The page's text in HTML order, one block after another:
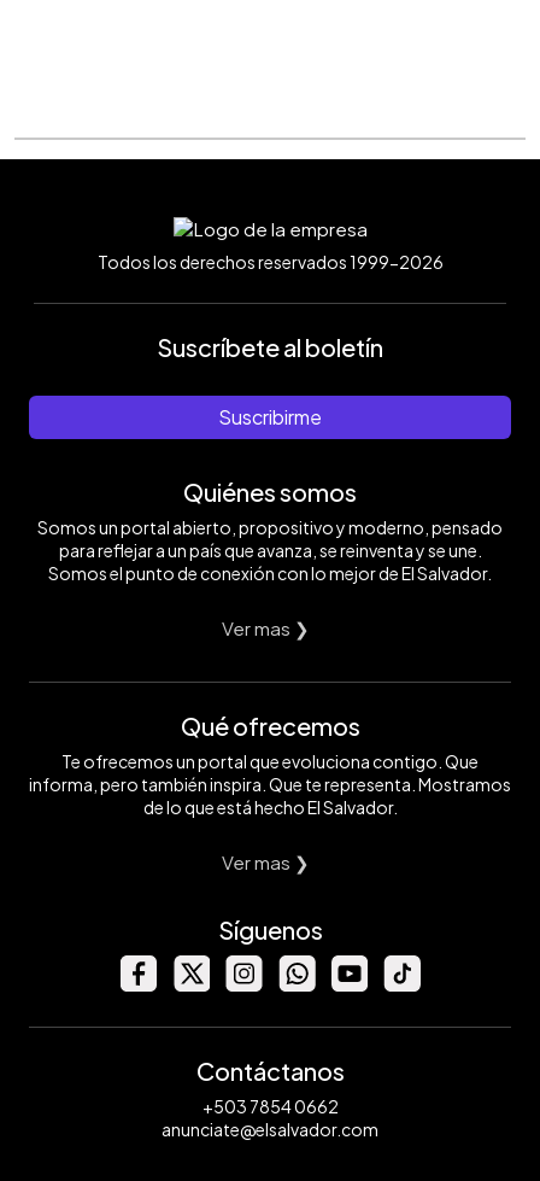
Todos los derechos reservados 1999-2026
Suscríbete al boletín
Suscribirme
Quiénes somos
Somos un portal abierto, propositivo y moderno, pensado
para reflejar a un país que avanza, se reinventa y se une.
Somos el punto de conexión con lo mejor de El Salvador.
Ver mas ❯
Qué ofrecemos
Te ofrecemos un portal que evoluciona contigo. Que
informa, pero también inspira. Que te representa. Mostramos
de lo que está hecho El Salvador.
Ver mas ❯
Síguenos
Contáctanos
+503 7854 0662
anunciate@elsalvador.com